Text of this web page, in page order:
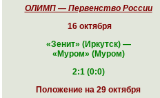
ОЛИМП — Первенство России
16 октября
«Зенит» (Иркутск) —
«Муром» (Муром)
2:1 (0:0)
Положение на 29 октября